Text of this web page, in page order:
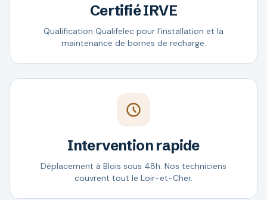
Certifié IRVE
Qualification Qualifelec pour l'installation et la
maintenance de bornes de recharge.
Intervention rapide
Déplacement à Blois sous 48h. Nos techniciens
couvrent tout le Loir-et-Cher.